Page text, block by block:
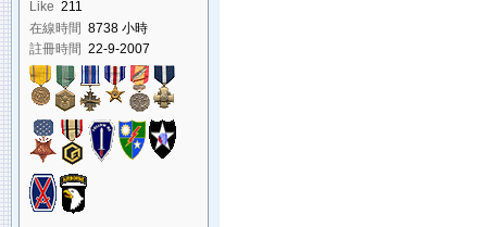
Like 211
在線時間 8738 小時
註冊時間 22-9-2007